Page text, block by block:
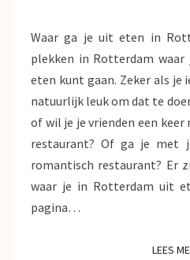
Waar ga je uit eten in
plekken in Rotterdam
eten kunt gaan. Zeker als je
natuurlijk leuk om dat te
of wil je je vrienden een keer
restaurant? Of ga je met
romantisch restaurant? Er
waar je in Rotterdam uit
pagina…
LEES